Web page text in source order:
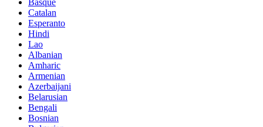
Basque
Catalan
Esperanto
Hindi
Lao
Albanian
Amharic
Armenian
Azerbaijani
Belarusian
Bengali
Bosnian